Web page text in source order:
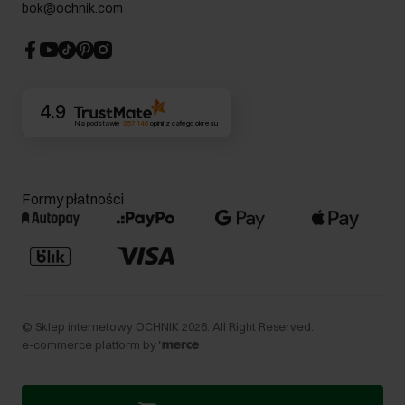
CSR
bok@ochnik.com
4.9
Na podstawie 357 146opinii z całego okresu
Formy płatności
© Sklep internetowy OCHNIK 2026 . All Right Reserved.
e-commerce platform by